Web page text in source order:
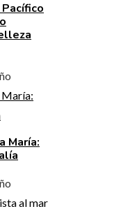
María: